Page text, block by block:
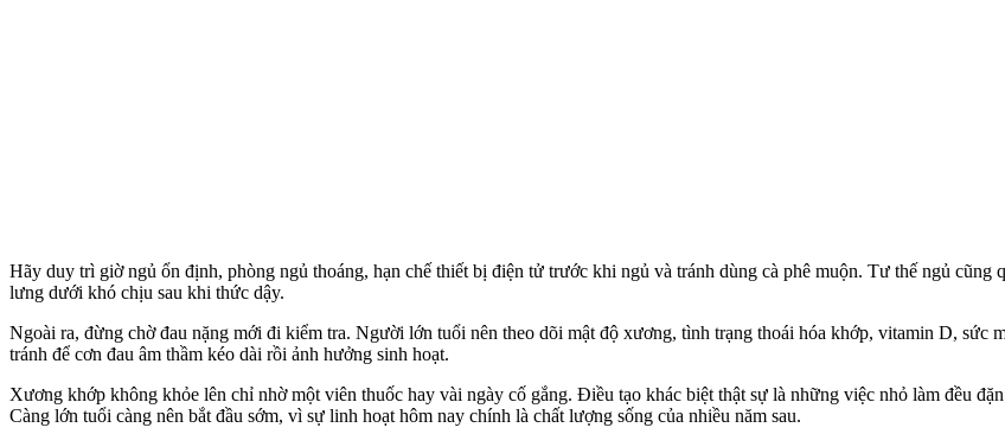
Hãy duy trì giờ ngủ ổn định, phòng ngủ thoáng, hạn chế thiết bị điện tử trước khi ngủ và tránh dùng cà phê muộn. Tư thế ngủ cũng
lưng dưới khó chịu sau khi thức dậy.
Ngoài ra, đừng chờ đau nặng mới đi kiểm tra. Người lớn tuổi nên theo dõi mật độ xương, tình trạng thoái hóa khớp, vitamin D, sức
tránh để cơn đau âm thầm kéo dài rồi ảnh hưởng sinh hoạt.
Xương khớp không khỏe lên chỉ nhờ một viên thuốc hay vài ngày cố gắng. Điều tạo khác biệt thật sự là những việc nhỏ làm đều
Càng lớn tuổi càng nên bắt đầu sớm, vì sự linh hoạt hôm nay chính là chất lượng sống của nhiều năm sau.